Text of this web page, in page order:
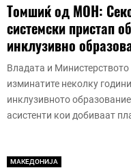
Томшиќ од МОН:
системски пристап
инклузивно
Владата и
изминатите неколку
инклузивното
асистенти кои добиваат
МАКЕДОНИЈА